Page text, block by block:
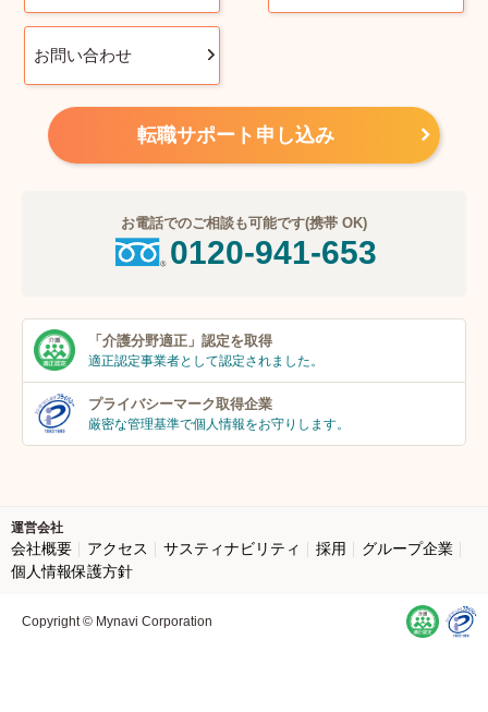
お問い合わせ
転職サポート申し込み
お電話でのご相談も可能です(携帯 OK)
0120-941-653
「介護分野適正」 認定を取得
適正認定事業者として認定されました。
プライバシーマーク取得企業
厳密な管理基準で個人情報をお守りします。
運営会社
会社概要 アクセス サスティナビリティ 採用
グループ企業
個人情報保護方針
Copyright © Mynavi Corporation